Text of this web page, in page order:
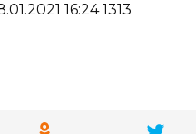
16:24 1313